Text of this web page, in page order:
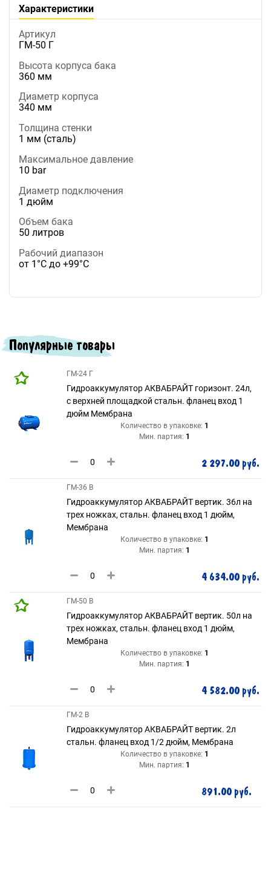
Характеристики
Артикул
ГМ-50 Г
Высота корпуса бака
360 мм
Диаметр корпуса
340 мм
Толщина стенки
1 мм (сталь)
Максимальное давление
10 bar
Диаметр подключения
1 дюйм
Объем бака
50 литров
Рабочий диапазон
от 1°С до +99°С
Популярные товары
ГМ-24 Г
Гидроаккумулятор АКВАБРАЙТ горизонт. 24л,
с верхней площадкой стальн. фланец вход 1
дюйм Мембрана
Количество в упаковке: 1
Мин. партия: 1
2 297.00 руб.
ГМ-36 В
Гидроаккумулятор АКВАБРАЙТ вертик. 36л на
трех ножках, стальн. фланец вход 1 дюйм,
Мембрана
Количество в упаковке: 1
Мин. партия: 1
4 634.00 руб.
ГМ-50 В
Гидроаккумулятор АКВАБРАЙТ вертик. 50л на
трех ножках, стальн. фланец вход 1 дюйм,
Мембрана
Количество в упаковке: 1
Мин. партия: 1
4 582.00 руб.
ГМ-2 В
Гидроаккумулятор АКВАБРАЙТ вертик. 2л
стальн. фланец вход 1/2 дюйм, Мембрана
Количество в упаковке: 1
Мин. партия: 1
891.00 руб.